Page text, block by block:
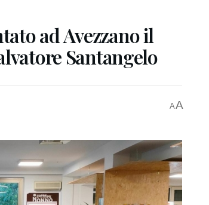
ad Avezzano il
Santangelo
AA